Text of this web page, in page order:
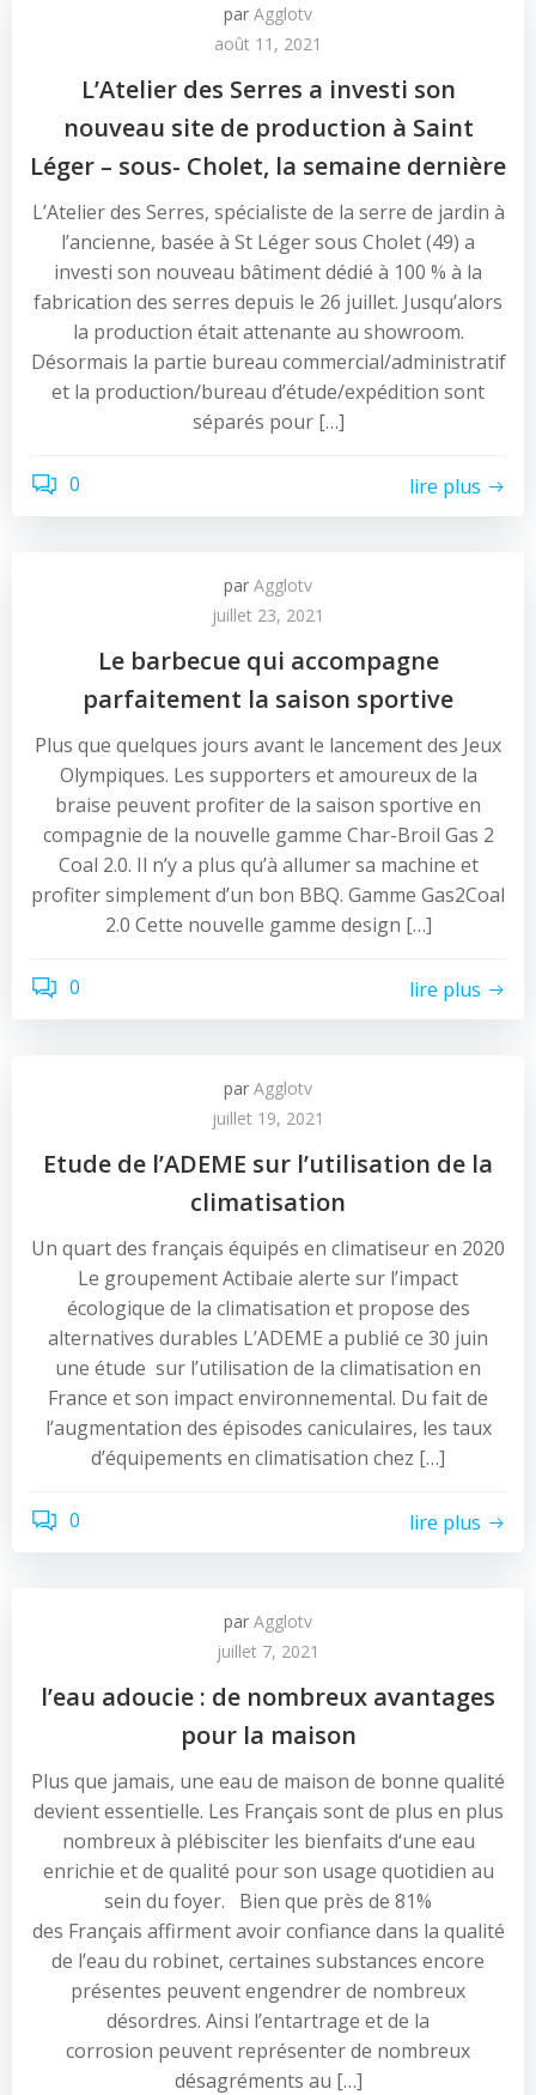
par Agglotv
août 11, 2021
L’Atelier des Serres a investi son
nouveau site de production à Saint
Léger – sous- Cholet, la semaine dernière
L’Atelier des Serres, spécialiste de la serre de jardin à
l’ancienne, basée à St Léger sous Cholet (49) a
investi son nouveau bâtiment dédié à 100 % à la
fabrication des serres depuis le 26 juillet. Jusqu’alors
la production était attenante au showroom.
Désormais la partie bureau commercial/administratif
et la production/bureau d’étude/expédition sont
séparés pour […]
0 lire plus
par Agglotv
juillet 23, 2021
Le barbecue qui accompagne
parfaitement la saison sportive
Plus que quelques jours avant le lancement des Jeux
Olympiques. Les supporters et amoureux de la
braise peuvent profiter de la saison sportive en
compagnie de la nouvelle gamme Char-Broil Gas 2
Coal 2.0. Il n’y a plus qu’à allumer sa machine et
profiter simplement d’un bon BBQ. Gamme Gas2Coal
2.0 Cette nouvelle gamme design […]
0 lire plus
par Agglotv
juillet 19, 2021
Etude de l’ADEME sur l’utilisation de la
climatisation
Un quart des français équipés en climatiseur en 2020
Le groupement Actibaie alerte sur l’impact
écologique de la climatisation et propose des
alternatives durables L’ADEME a publié ce 30 juin
une étude sur l’utilisation de la climatisation en
France et son impact environnemental. Du fait de
l’augmentation des épisodes caniculaires, les taux
d’équipements en climatisation chez […]
0 lire plus
par Agglotv
juillet 7, 2021
l’eau adoucie : de nombreux avantages
pour la maison
Plus que jamais, une eau de maison de bonne qualité
devient essentielle. Les Français sont de plus en plus
nombreux à plébisciter les bienfaits d‘une eau
enrichie et de qualité pour son usage quotidien au
sein du foyer. Bien que près de 81%
des Français affirment avoir confiance dans la qualité
de l’eau du robinet, certaines substances encore
présentes peuvent engendrer de nombreux
désordres. Ainsi l’entartrage et de la
corrosion peuvent représenter de nombreux
désagréments au […]